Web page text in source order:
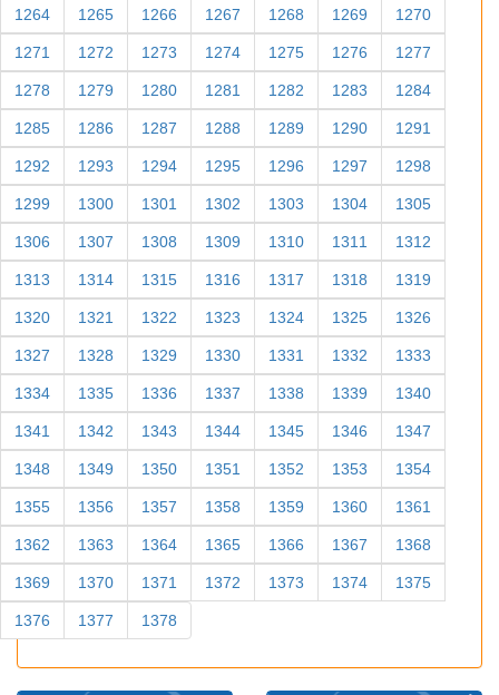
1264 1265 1266 1267 1268 1269 1270
1271 1272 1273 1274 1275 1276 1277
1278 1279 1280 1281 1282 1283 1284
1285 1286 1287 1288 1289 1290 1291
1292 1293 1294 1295 1296 1297 1298
1299 1300 1301 1302 1303 1304 1305
1306 1307 1308 1309 1310 1311 1312
1313 1314 1315 1316 1317 1318 1319
1320 1321 1322 1323 1324 1325 1326
1327 1328 1329 1330 1331 1332 1333
1334 1335 1336 1337 1338 1339 1340
1341 1342 1343 1344 1345 1346 1347
1348 1349 1350 1351 1352 1353 1354
1355 1356 1357 1358 1359 1360 1361
1362 1363 1364 1365 1366 1367 1368
1369 1370 1371 1372 1373 1374 1375
1376 1377 1378